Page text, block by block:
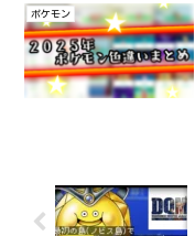
ポケモン